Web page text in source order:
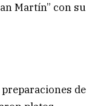
Martín” con su
de